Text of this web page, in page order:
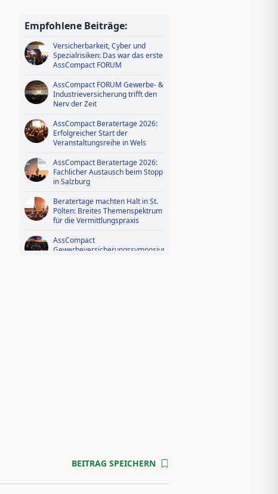
Empfohlene Beiträge:
AssCompact Live TV
Versicherbarkeit, Cyber und
Spezialrisiken: Das war das erste
AssCompact FORUM
AssCompact FORUM Gewerbe- &
Industrieversicherung trifft den
Nerv der Zeit
AssCompact Beratertage 2026:
Erfolgreicher Start der
Veranstaltungsreihe in Wels
AssCompact Beratertage 2026:
Fachlicher Austausch beim Stopp
in Salzburg
Beratertage machten Halt in St.
Pölten: Breites Themenspektrum
für die Vermittlungspraxis
AssCompact
Gewerbeversicherungssymposium
BEITRAG SPEICHERN